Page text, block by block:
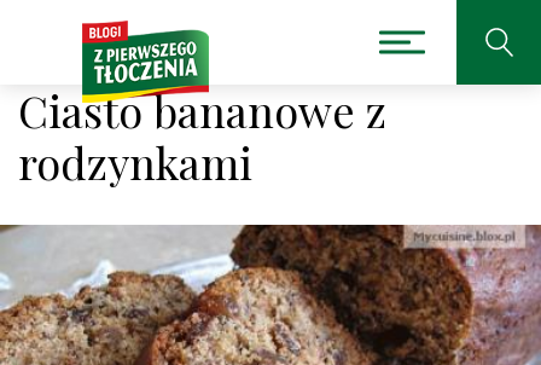
Ciasto bananowe z
rodzynkami